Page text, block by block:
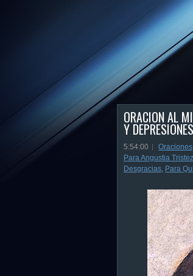
ORACION AL
Y DEPRESIONES
5:54:00 Oraciones
Para Angustia
Desgracias Para